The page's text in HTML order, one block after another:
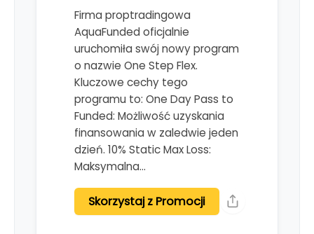
Firma proptradingowa
AquaFunded oficjalnie
uruchomiła swój nowy program
o nazwie One Step Flex.
Kluczowe cechy tego
programu to: One Day Pass to
Funded: Możliwość uzyskania
finansowania w zaledwie jeden
dzień. 10% Static Max Loss:
Maksymalna…
Skorzystaj z Promocji